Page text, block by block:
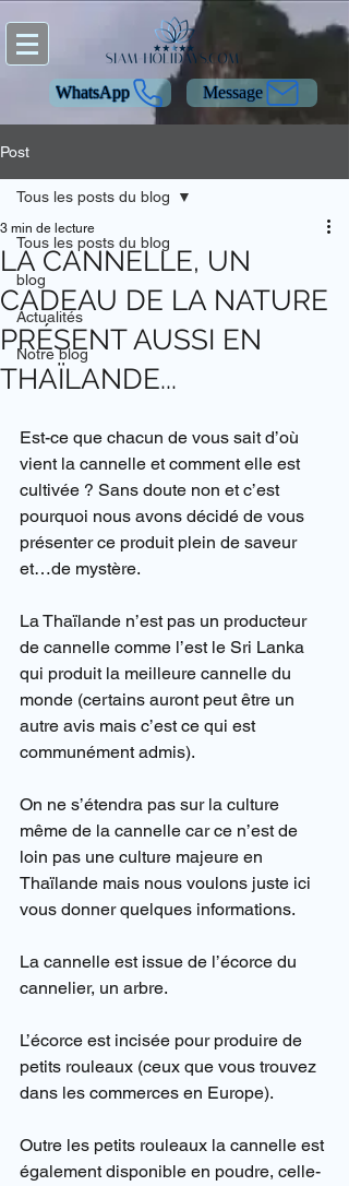
WhatsApp Message
Post
Tous les posts du blog
blog
Actualités
Notre blog
Tous les posts du blog
LA CANNELLE, UN
CADEAU DE LA NATURE
PRÉSENT AUSSI EN
THAÏLANDE...
3 min de lecture
Est-ce que chacun de vous sait d’où
vient la cannelle et comment elle est
cultivée ? Sans doute non et c’est
pourquoi nous avons décidé de vous
présenter ce produit plein de saveur
et…de mystère.
La Thaïlande n’est pas un producteur
de cannelle comme l’est le Sri Lanka
qui produit la meilleure cannelle du
monde (certains auront peut être un
autre avis mais c’est ce qui est
communément admis).
On ne s’étendra pas sur la culture
même de la cannelle car ce n’est de
loin pas une culture majeure en
Thaïlande mais nous voulons juste ici
vous donner quelques informations.
La cannelle est issue de l’écorce du
cannelier, un arbre.
L’écorce est incisée pour produire de
petits rouleaux (ceux que vous trouvez
dans les commerces en Europe).
Outre les petits rouleaux la cannelle est
également disponible en poudre, celle-